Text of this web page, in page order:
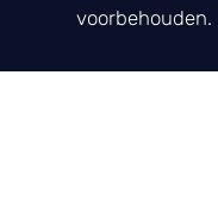
voorbehouden.